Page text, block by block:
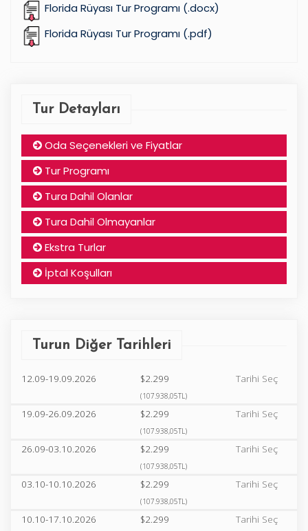
Florida Rüyası Tur Programı (.docx)
Florida Rüyası Tur Programı (.pdf)
Tur Detayları
Oda Seçenekleri ve Fiyatlar
Tur Programı
Tura Dahil Olanlar
Tura Dahil Olmayanlar
Ekstra Turlar
İptal Koşulları
Turun Diğer Tarihleri
12.09-19.09.2026 $2.299
(107.938,05TL)
Tarihi Seç
19.09-26.09.2026 $2.299
(107.938,05TL)
Tarihi Seç
26.09-03.10.2026 $2.299
(107.938,05TL)
Tarihi Seç
03.10-10.10.2026 $2.299
(107.938,05TL)
Tarihi Seç
10.10-17.10.2026 $2.299 Tarihi Seç